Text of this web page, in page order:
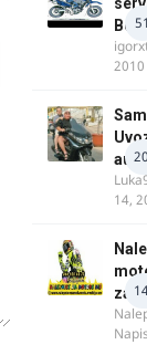
51
2010
14,
za